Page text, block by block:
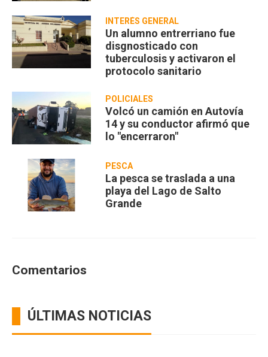
INTERÉS GENERAL
Un alumno entrerriano fue
disgnosticado con
tuberculosis y activaron el
protocolo sanitario
POLICIALES
Volcó un camión en Autovía
14 y su conductor afirmó que
lo "encerraron"
PESCA
La pesca se traslada a una
playa del Lago de Salto
Grande
Comentarios
ÚLTIMAS NOTICIAS